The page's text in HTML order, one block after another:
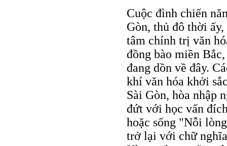
Cuộc đình chiến
Gòn, thủ đô thời
tâm chính trị văn
đồng bào miền
đang dồn về đây.
khí văn hóa khởi
Sài Gòn, hòa nhập
đứt với học vấn
hoặc sống "Nỗi
trở lại với chữ